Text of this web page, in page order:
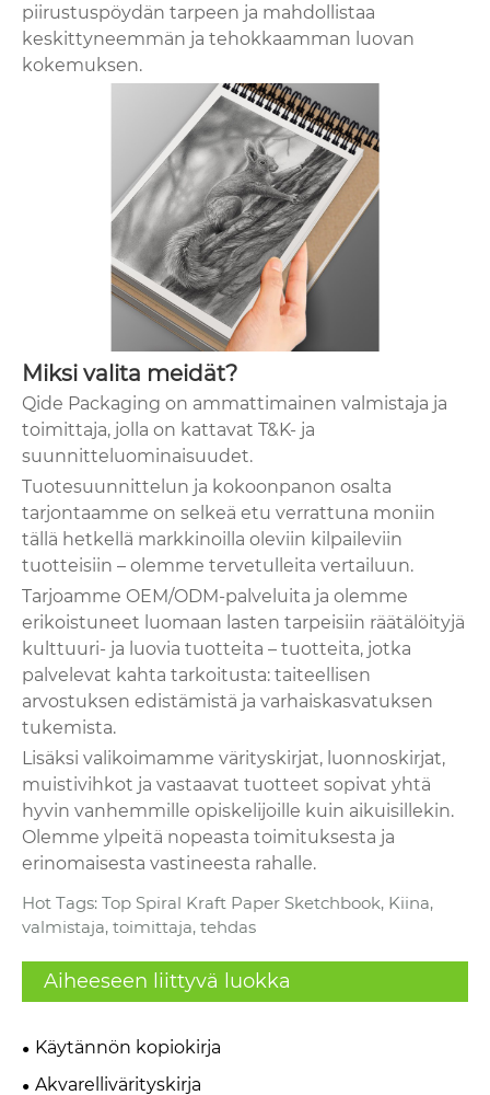
piirustuspöydän tarpeen ja mahdollistaa
keskittyneemmän ja tehokkaamman luovan
kokemuksen.
Miksi valita meidät?
Qide Packaging on ammattimainen valmistaja ja
toimittaja, jolla on kattavat T&K- ja
suunnitteluominaisuudet.
Tuotesuunnittelun ja kokoonpanon osalta
tarjontaamme on selkeä etu verrattuna moniin
tällä hetkellä markkinoilla oleviin kilpaileviin
tuotteisiin – olemme tervetulleita vertailuun.
Tarjoamme OEM/ODM-palveluita ja olemme
erikoistuneet luomaan lasten tarpeisiin räätälöityjä
kulttuuri- ja luovia tuotteita – tuotteita, jotka
palvelevat kahta tarkoitusta: taiteellisen
arvostuksen edistämistä ja varhaiskasvatuksen
tukemista.
Lisäksi valikoimamme värityskirjat, luonnoskirjat,
muistivihkot ja vastaavat tuotteet sopivat yhtä
hyvin vanhemmille opiskelijoille kuin aikuisillekin.
Olemme ylpeitä nopeasta toimituksesta ja
erinomaisesta vastineesta rahalle.
Hot Tags: Top Spiral Kraft Paper Sketchbook, Kiina,
valmistaja, toimittaja, tehdas
Aiheeseen liittyvä luokka
Käytännön kopiokirja
Akvarellivärityskirja